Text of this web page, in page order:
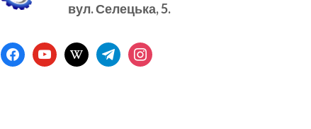
вул. Селецька, 5.
facebookyoutubewikipediatelegraminstagram